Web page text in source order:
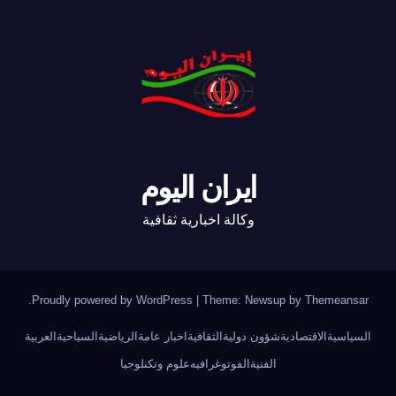
ايران اليوم
وكالة اخبارية ثقافية
Proudly powered by WordPress Theme: Newsup by Themeansar
.
السياسية الاقتصاديةشؤون دولية الثقافية اخبار عامة الرياضية السياحية العربية
الفنيةالفوتوغرافيهعلوم وتكنلوجيا